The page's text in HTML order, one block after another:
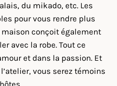
du mikado, etc. Les
pour vous rendre plus
conçoit également
avec la robe. Tout ce
et dans la passion. Et
vous serez témoins